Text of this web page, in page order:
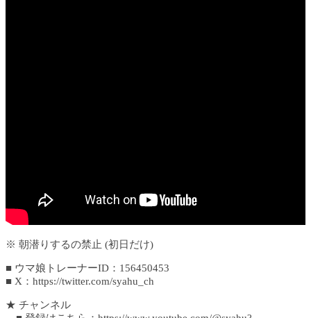
※ 朝潜りするの禁止 (初日だけ)
■ ウマ娘トレーナーID：156450453
■ X：https://twitter.com/syahu_ch
★ チャンネル